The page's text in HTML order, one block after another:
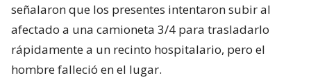
señalaron que los presentes intentaron subir al
afectado a una camioneta 3/4 para trasladarlo
rápidamente a un recinto hospitalario, pero el
hombre falleció en el lugar.